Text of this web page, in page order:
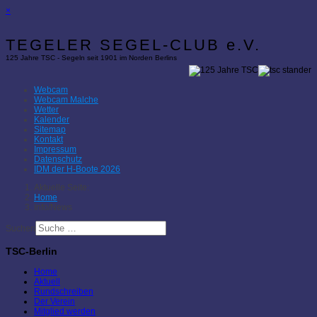
×
TEGELER SEGEL-CLUB e.V.
125 Jahre TSC - Segeln seit 1901 im Norden Berlins
Webcam
Webcam Malche
Wetter
Kalender
Sitemap
Kontakt
Impressum
Datenschutz
IDM der H-Boote 2026
Aktuelle Seite:
Home
Info/News
Suchen
TSC-Berlin
Home
Aktuell
Rundschreiben
Der Verein
Mitglied werden